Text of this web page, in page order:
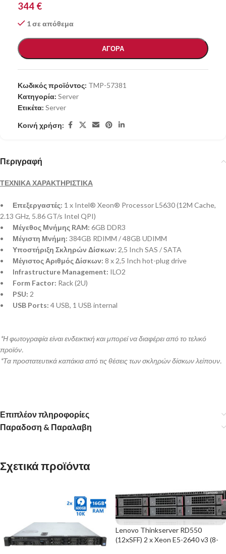
344 €
1 σε απόθεμα
ΑΓΟΡΑ
Κωδικός προϊόντος: TMP-57381
Κατηγορία: Server
Ετικέτα: Server
Κοινή χρήση:
Περιγραφή
ΤΕΧΝΙΚΑ ΧΑΡΑΚΤΗΡΙΣΤΙΚΑ
• Επεξεργαστές: 1 x Intel® Xeon® Processor L5630 (12M Cache,
2.13 GHz, 5.86 GT/s Intel QPI)
• Μέγεθος Μνήμης RAM: 6GB DDR3
• Μέγιστη Μνήμη: 384GB RDIMM / 48GB UDIMM
• Υποστήριξη Σκληρών Δίσκων: 2,5 Inch SAS / SATA
• Μέγιστος Αριθμός Δίσκων: 8 x 2,5 Inch hot-plug drive
• Infrastructure Management: ILO2
• Form Factor: Rack (2U)
• PSU: 2
• USB Ports: 4 USB, 1 USB internal
*Η φωτογραφία είναι ενδεικτική και μπορεί να διαφέρει από το τελικό
προϊόν.
*Τα προστατευτικά καπάκια από τις θέσεις των σκληρών δίσκων λείπουν.
Επιπλέον πληροφορίες
Παραδοση & Παραλαβη
Σχετικά προϊόντα
Lenovo Thinkserver RD550
(12xSFF) 2 x Xeon E5-2640 v3 (8-